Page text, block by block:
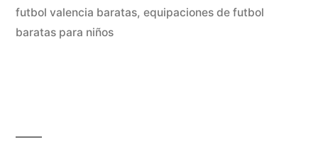
Señalan
A
futbol valencia baratas, equipaciones de futbol
baratas para niños